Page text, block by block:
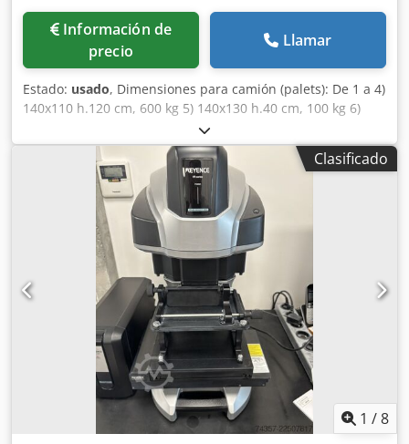
Información de
precio
Llamar
Estado: usado, Dimensiones para camión (palets): De 1 a 4)
140x110 h.120 cm, 600 kg 5) 140x130 h.40 cm, 100 kg 6)
150x100 h.90 cm, 300 kg 7) 320x100 h.120 cm, 800 kg
Dkodpfx Acox Tuu Njfor 8) 320x90 h.80 cm, 300 kg
Inventario de piezas: nº 69 piezas de 3 metros (total 207
metros) nº 1 pieza de 2,80 metros nº 13 piezas de 3 metros
(total 39 metros) nº 6 piezas de 1,80 metros (total 10,8
metros) nº 2 piezas de 2,40 metros (total 4,8 metros) nº 1
pieza de 1,50 metros nº 2 piezas de 0,70 metros (total 1,4
metros) nº 2 piezas de 1 metro (total 2 metros) nº 1 pieza
de 1,50 metros nº 17 curvas de 1,20 metros lineales (total
20,4 metros lineales) con paso (diámetro) de 1,15 metros nº
6 curvas de 0,3 metros (total 1,8 metros) nº 1 arrastre con
carril de 1,50 metros
Clasificado
1 /8